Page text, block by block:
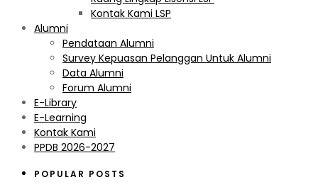
Kontak Kami LSP
Alumni
Pendataan Alumni
Survey Kepuasan Pelanggan Untuk Alumni
Data Alumni
Forum Alumni
E-Library
E-Learning
Kontak Kami
PPDB 2026-2027
POPULAR POSTS